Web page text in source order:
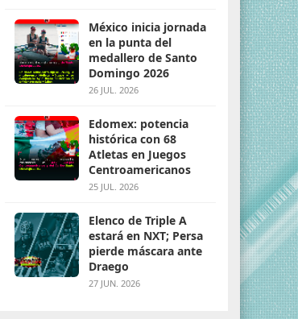
México inicia jornada
en la punta del
medallero de Santo
Domingo 2026
26 JUL. 2026
Edomex: potencia
histórica con 68
Atletas en Juegos
Centroamericanos
25 JUL. 2026
Elenco de Triple A
estará en NXT; Persa
pierde máscara ante
Draego
27 JUN. 2026